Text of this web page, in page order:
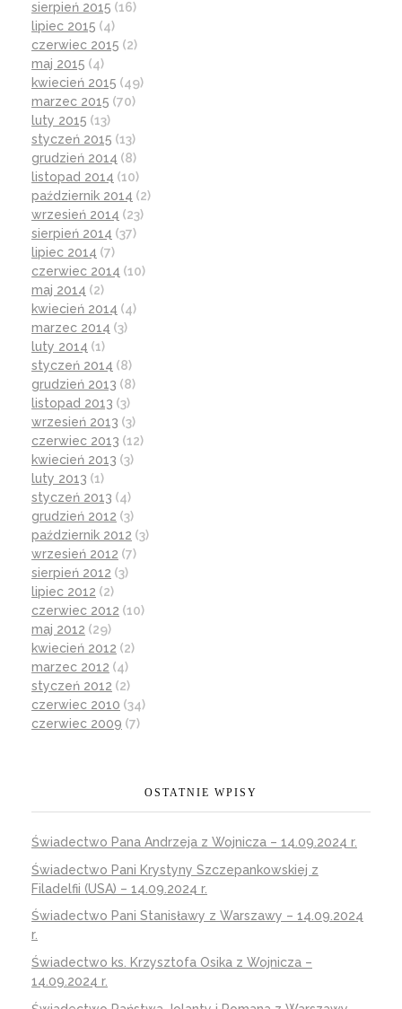
sierpień 2015 (16)
lipiec 2015 (4)
czerwiec 2015 (2)
maj 2015 (4)
kwiecień 2015 (49)
marzec 2015 (70)
luty 2015 (13)
styczeń 2015 (13)
grudzień 2014 (8)
listopad 2014 (10)
październik 2014 (2)
wrzesień 2014 (23)
sierpień 2014 (37)
lipiec 2014 (7)
czerwiec 2014 (10)
maj 2014 (2)
kwiecień 2014 (4)
marzec 2014 (3)
luty 2014 (1)
styczeń 2014 (8)
grudzień 2013 (8)
listopad 2013 (3)
wrzesień 2013 (3)
czerwiec 2013 (12)
kwiecień 2013 (3)
luty 2013 (1)
styczeń 2013 (4)
grudzień 2012 (3)
październik 2012 (3)
wrzesień 2012 (7)
sierpień 2012 (3)
lipiec 2012 (2)
czerwiec 2012 (10)
maj 2012 (29)
kwiecień 2012 (2)
marzec 2012 (4)
styczeń 2012 (2)
czerwiec 2010 (34)
czerwiec 2009 (7)
OSTATNIE WPISY
Świadectwo Pana Andrzeja z Wojnicza – 14.09.2024 r.
Świadectwo Pani Krystyny Szczepankowskiej z
Filadelfii (USA) – 14.09.2024 r.
Świadectwo Pani Stanisławy z Warszawy – 14.09.2024
r.
Świadectwo ks. Krzysztofa Osika z Wojnicza –
14.09.2024 r.